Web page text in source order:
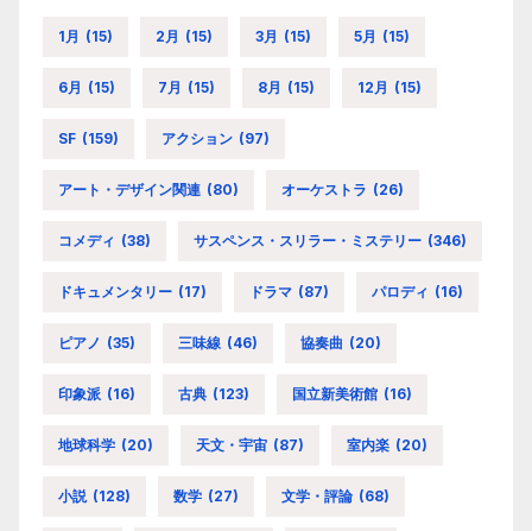
1月 (15) 2月 (15) 3月 (15) 5月 (15)
6月 (15) 7月 (15) 8月 (15) 12月 (15)
SF (159) アクション (97)
アート・デザイン関連 (80) オーケストラ (26)
コメディ (38) サスペンス・スリラー・ミステリー (346)
ドキュメンタリー (17) ドラマ (87) パロディ (16)
ピアノ (35) 三味線 (46) 協奏曲 (20)
印象派 (16) 古典 (123) 国立新美術館 (16)
地球科学 (20) 天文・宇宙 (87) 室内楽 (20)
小説 (128) 数学 (27) 文学・評論 (68)